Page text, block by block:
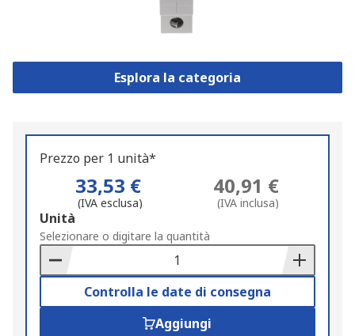
Esplora la categoria
Prezzo per 1 unità*
33,53 €
(IVA esclusa)
40,91 €
(IVA inclusa)
Add
to
Basket
Unità
Selezionare o digitare la quantità
Controlla le date di consegna
Aggiungi